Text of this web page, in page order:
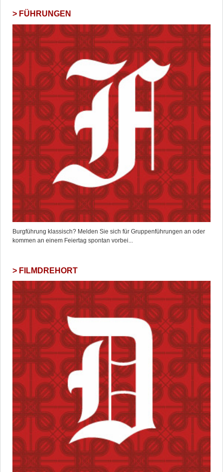
FÜHRUNGEN
Burgführung klassisch? Melden Sie sich für Gruppenführungen an oder
kommen an einem Feiertag spontan vorbei...
FILMDREHORT